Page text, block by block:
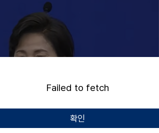
Failed to fetch
확인